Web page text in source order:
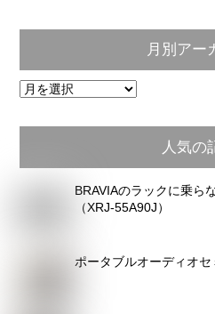
月別アー
月
ア
カ
人気の
BRAVIAのラックに乗ら
（XRJ-55A90J）
ポータブルオーディオセ